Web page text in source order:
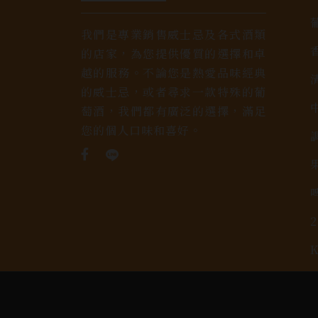
我們是專業銷售威士忌及各式酒類
的店家，為您提供優質的選擇和卓
越的服務。不論您是熱愛品味經典
的威士忌，或者尋求一款特殊的葡
萄酒，我們都有廣泛的選擇，滿足
您的個人口味和喜好。